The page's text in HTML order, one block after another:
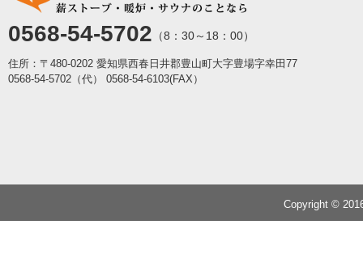
0568-54-5702 （8：30～18：00）
住所：〒480-0202 愛知県西春日井郡豊山町大字豊場字幸田77
0568-54-5702（代）
0568-54-6103(FAX）
Copyright ©